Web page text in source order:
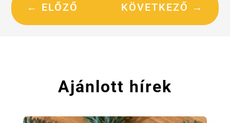
← ELŐZŐ KÖVETKEZŐ →
Ajánlott hírek